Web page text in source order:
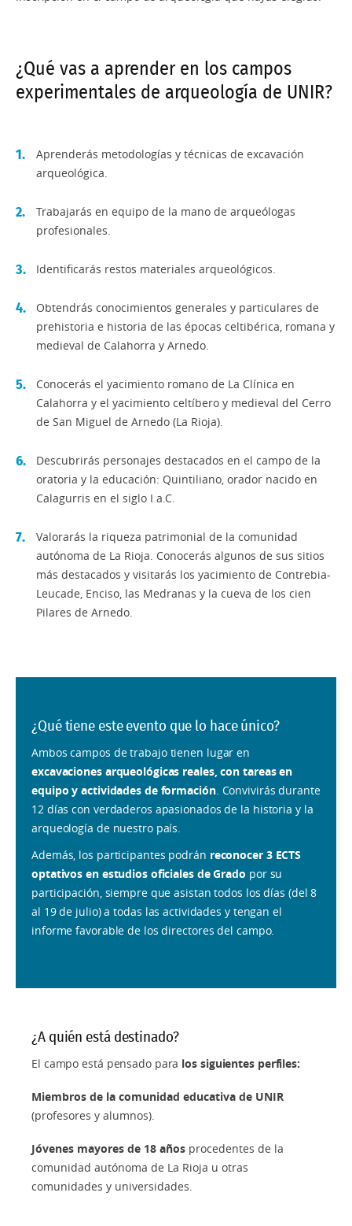
¿Qué vas a aprender en los campos
experimentales de arqueología de UNIR?
Aprenderás metodologías y técnicas de excavación
arqueológica.
Trabajarás en equipo de la mano de arqueólogas
profesionales.
Identificarás restos materiales arqueológicos.
Obtendrás conocimientos generales y particulares de
prehistoria e historia de las épocas celtibérica, romana y
medieval de Calahorra y Arnedo.
Conocerás el yacimiento romano de La Clínica en
Calahorra y el yacimiento celtíbero y medieval del Cerro
de San Miguel de Arnedo (La Rioja).
Descubrirás personajes destacados en el campo de la
oratoria y la educación: Quintiliano, orador nacido en
Calagurris en el siglo I a.C.
Valorarás la riqueza patrimonial de la comunidad
autónoma de La Rioja. Conocerás algunos de sus sitios
más destacados y visitarás los yacimiento de Contrebia-
Leucade, Enciso, las Medranas y la cueva de los cien
Pilares de Arnedo.
¿Qué tiene este evento que lo hace único?
Ambos campos de trabajo tienen lugar en
excavaciones arqueológicas reales, con tareas en
equipo y actividades de formación. Convivirás durante
12 días con verdaderos apasionados de la historia y la
arqueología de nuestro país.
Además, los participantes podrán reconocer 3 ECTS
optativos en estudios oficiales de Grado por su
participación, siempre que asistan todos los días (del 8
al 19 de julio) a todas las actividades y tengan el
informe favorable de los directores del campo.
¿A quién está destinado?
El campo está pensado para los siguientes perfiles:
Miembros de la comunidad educativa de UNIR
(profesores y alumnos).
Jóvenes mayores de 18 años procedentes de la
comunidad autónoma de La Rioja u otras
comunidades y universidades.